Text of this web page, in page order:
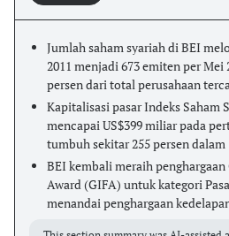
Jumlah saham syariah di BEI
2011 menjadi 673 emiten per Mei
persen dari total perusahaan
Kapitalisasi pasar Indeks Saham
mencapai US$399 miliar pada
tumbuh sekitar 255 persen
BEI kembali meraih
Award (GIFA) untuk kategori
menandai penghargaan